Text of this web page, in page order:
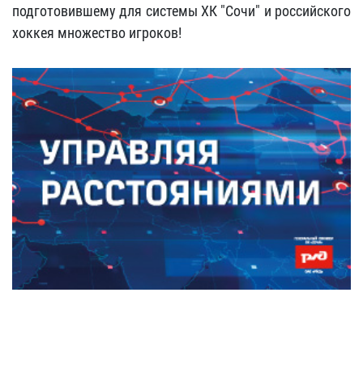
подготовившему для системы ХК "Сочи" и российского
хоккея множество игроков!